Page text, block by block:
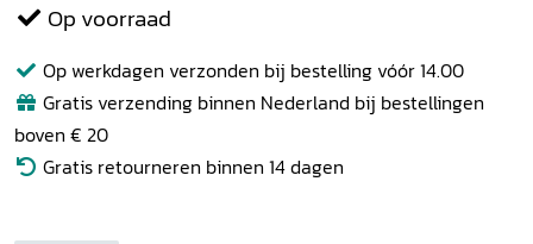
Op voorraad
Op werkdagen verzonden bij bestelling vóór 14.00
Gratis verzending binnen Nederland bij bestellingen
boven € 20
Gratis retourneren binnen 14 dagen